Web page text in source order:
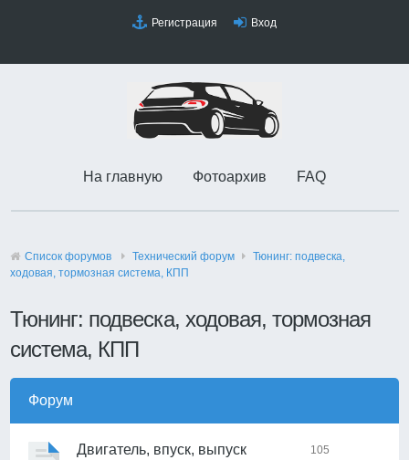
Регистрация Вход
На главную Фотоархив FAQ
Список форумов Технический форyм
Тюнинг: подвеска,
ходовая, тормозная система, КПП
Тюнинг: подвеска, ходовая, тормозная
система, КПП
Форум
Двигатель, впуск, выпуск 105